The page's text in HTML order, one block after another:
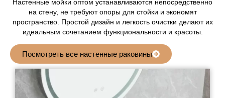
Настенные мойки оптом устанавливаются непосредственно
на стену, не требуют опоры для стойки и экономят
пространство. Простой дизайн и легкость очистки делают их
идеальным сочетанием функциональности и красоты.
Посмотреть все настенные раковины